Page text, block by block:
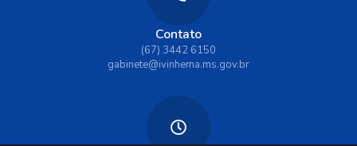
Contato
(67) 3442 6150
gabinete@ivinhema.ms.gov.br